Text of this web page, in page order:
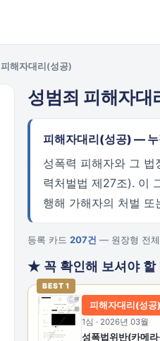
피해자대리(성공)
성범죄 피해자대
피해자대리(성공) —
성폭력 피해자와 그 법
력처벌법 제27조). 이
행해 가해자의 처벌
등록 카드 207건 — 원장형 전체
★ 꼭 확인해 보셔야 할
BEST 1
피해자대리(성공)
1심 · 2026년 03월